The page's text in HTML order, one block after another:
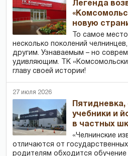
Легенда
новую
То самое
несколько поколений
другим. Узнаваемым – но
удивляющим. ТК
главу своей истории!
27 июля 2026
учебники и
в частных
«Челнинские
отличаются от
родителям обходится обучение